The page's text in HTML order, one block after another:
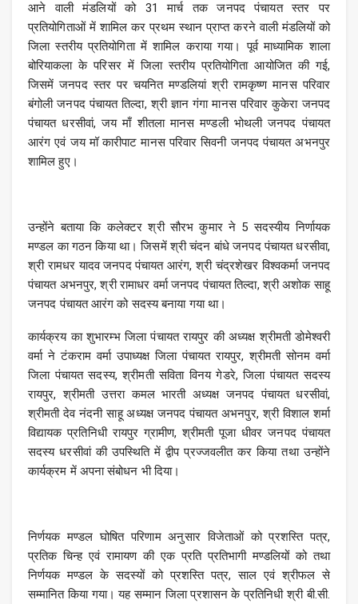
आने वाली मंडलियों को 31 मार्च तक जनपद पंचायत स्तर पर
प्रतियोगिताओं में शामिल कर प्रथम स्थान प्राप्त करने वाली मंडलियों को
जिला स्तरीय प्रतियोगिता में शामिल कराया गया। पूर्व माध्यामिक शाला
बोरियाकला के परिसर में जिला स्तरीय प्रतियोगिता आयोजित की गई,
जिसमें जनपद स्तर पर चयनित मण्डलियां श्री रामकृष्ण मानस परिवार
बंगोली जनपद पंचायत तिल्दा, श्री ज्ञान गंगा मानस परिवार कुकेरा जनपद
पंचायत धरसीवां, जय माँ शीतला मानस मण्डली भोथली जनपद पंचायत
आरंग एवं जय मॉ कारीपाट मानस परिवार सिवनी जनपद पंचायत अभनपुर
शामिल हुए।
उन्होंने बताया कि कलेक्टर श्री सौरभ कुमार ने 5 सदस्यीय निर्णायक
मण्डल का गठन किया था। जिसमें श्री चंदन बांधे जनपद पंचायत धरसीवा,
श्री रामधर यादव जनपद पंचायत आरंग, श्री चंद्रशेखर विश्वकर्मा जनपद
पंचायत अभनपुर, श्री रामाधर वर्मा जनपद पंचायत तिल्दा, श्री अशोक साहू
जनपद पंचायत आरंग को सदस्य बनाया गया था।
कार्यक्रय का शुभारम्भ जिला पंचायत रायपुर की अध्यक्ष श्रीमती डोमेश्वरी
वर्मा ने टंकराम वर्मा उपाध्यक्ष जिला पंचायत रायपुर, श्रीमती सोनम वर्मा
जिला पंचायत सदस्य, श्रीमती सविता विनय गेडरे, जिला पंचायत सदस्य
रायपुर, श्रीमती उत्तरा कमल भारती अध्यक्ष जनपद पंचायत धरसीवां,
श्रीमती देव नंदनी साहू अध्यक्ष जनपद पंचायत अभनपुर, श्री विशाल शर्मा
विद्यायक प्रतिनिधी रायपुर ग्रामीण, श्रीमती पूजा धीवर जनपद पंचायत
सदस्य धरसीवां की उपस्थिति में द्वीप प्रज्जवलीत कर किया तथा उन्होंने
कार्यक्रम में अपना संबोधन भी दिया।
निर्णयक मण्डल घोषित परिणाम अनुसार विजेताओं को प्रशस्ति पत्र,
प्रतिक चिन्ह एवं रामायण की एक प्रति प्रतिभागी मण्डलियों को तथा
निर्णयक मण्डल के सदस्यों को प्रशस्ति पत्र, साल एवं श्रीफल से
सम्मानित किया गया। यह सम्मान जिला प्रशासन के प्रतिनिधी श्री बी.सी.